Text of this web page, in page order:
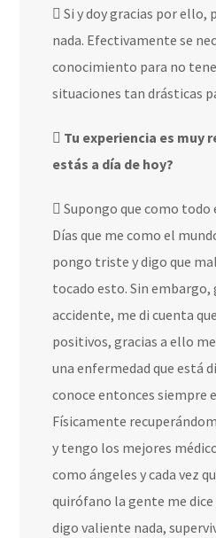
Si y doy gracias por ello,
nada. Efectivamente se
conocimiento para no
situaciones tan drásticas
Tu experiencia es muy
estás a día de hoy?
Supongo que como todo
Días que me como el
pongo triste y digo que
tocado esto. Sin embargo,
accidente, me di cuenta
positivos, gracias a ello
una enfermedad que está
conoce entonces siempre
Físicamente
y tengo los mejores
como ángeles y cada vez
quirófano la gente me dice
digo valiente nada,